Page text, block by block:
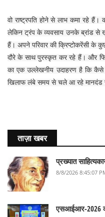
वो राष्ट्रपति होने से लाभ कमा रहे
लेकिन ट्रंप के व्यवसाय उनके ब्रांड से
हैं। अपने परिवार की क्रिप्टोकरेंसी के
दौरे के साथ पुरस्कृत कर रहे हैं। और
का एक उल्लेखनीय उदाहरण है कि कैसे
खिलाफ लंबे समय से चले आ रहे मानदंड
ताज़ा खबर
प्रख्यात
8/8/2026 8:45:07
एसआईआर-2026